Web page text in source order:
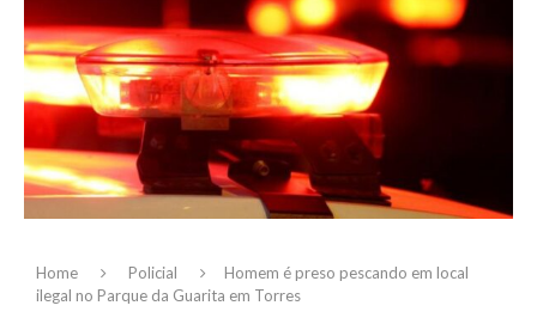
Home Policial
Homem é preso pescando em local
ilegal no Parque da Guarita em Torres